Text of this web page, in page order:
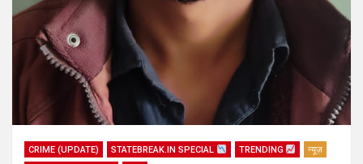
CRIME (UPDATE) STATEBREAK.IN SPECIAL TRENDING
न्यूज़